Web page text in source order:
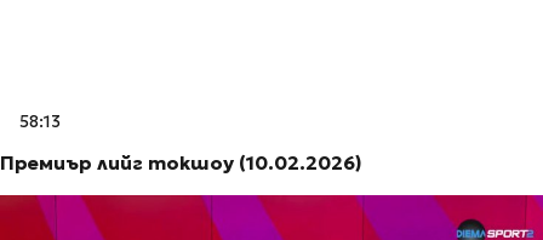
58:13
Премиър лийг токшоу (10.02.2026)